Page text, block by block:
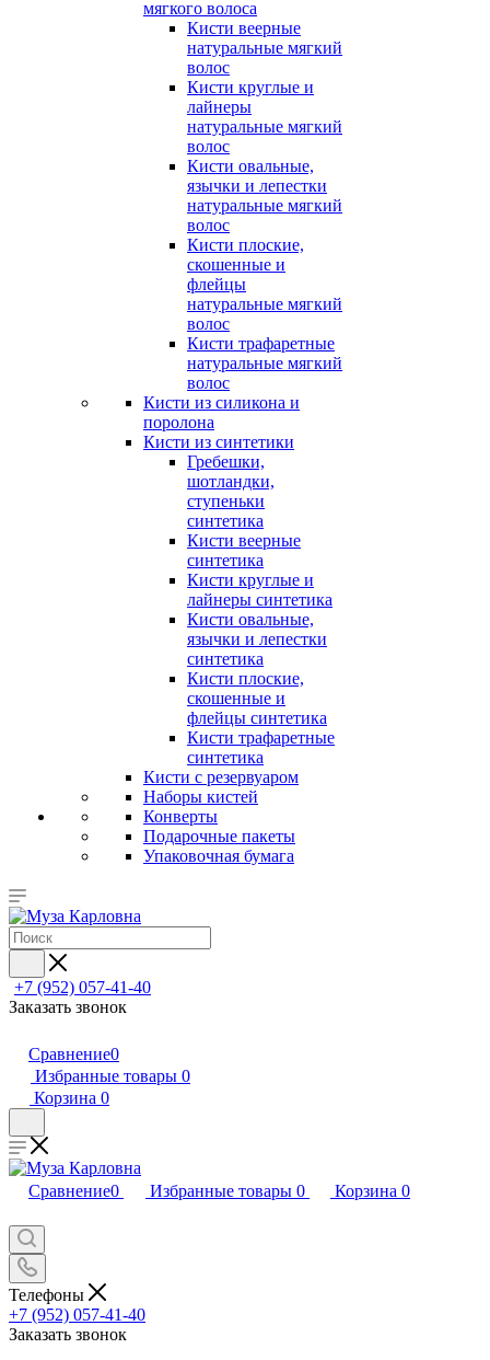
мягкого волоса
Кисти веерные
натуральные мягкий
волос
Кисти круглые и
лайнеры
натуральные мягкий
волос
Кисти овальные,
язычки и лепестки
натуральные мягкий
волос
Кисти плоские,
скошенные и
флейцы
натуральные мягкий
волос
Кисти трафаретные
натуральные мягкий
волос
Кисти из силикона и
поролона
Кисти из синтетики
Гребешки,
шотландки,
ступеньки
синтетика
Кисти веерные
синтетика
Кисти круглые и
лайнеры синтетика
Кисти овальные,
язычки и лепестки
синтетика
Кисти плоские,
скошенные и
флейцы синтетика
Кисти трафаретные
синтетика
Кисти с резервуаром
Наборы кистей
Конверты
Подарочные пакеты
Упаковочная бумага
+7 (952) 057-41-40
Заказать звонок
Сравнение0
Избранные товары 0
Корзина 0
Сравнение0 Избранные товары 0 Корзина 0
Телефоны
+7 (952) 057-41-40
Заказать звонок